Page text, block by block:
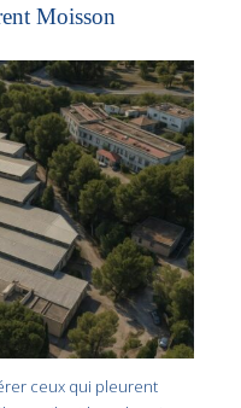
Moisson
ceux qui pleurent